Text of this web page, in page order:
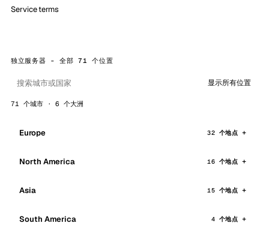
Service terms
独立服务器 - 全部 71 个位置
显示所有位置
71 个城市 · 6 个大洲
Europe 32 个地点
North America 16 个地点
Asia 15 个地点
South America 4 个地点